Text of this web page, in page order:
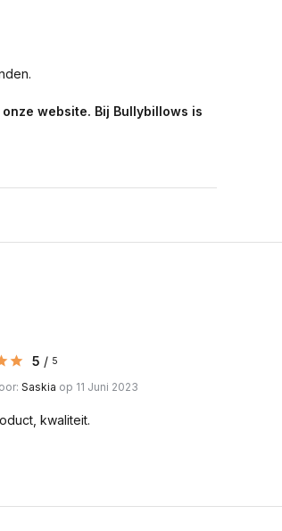
website. Bij Bullybillows is
5 / 5
Saskia op 11 Juni 2023
kwaliteit.